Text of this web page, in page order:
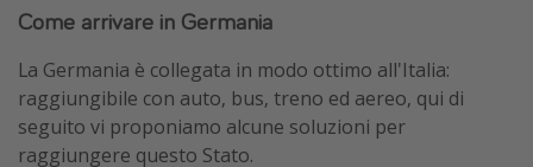
Come arrivare in Germania
La Germania è collegata in modo ottimo all'Italia:
raggiungibile con auto, bus, treno ed aereo, qui di
seguito vi proponiamo alcune soluzioni per
raggiungere questo Stato.